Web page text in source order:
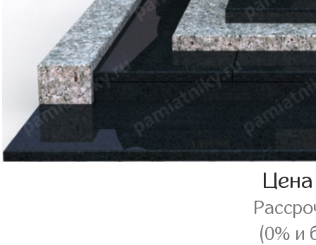
(0% и